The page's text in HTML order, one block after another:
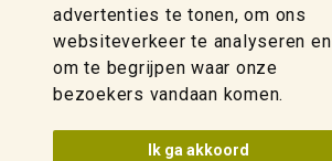
advertenties te tonen, om ons
websiteverkeer te analyseren en
om te begrijpen waar onze
bezoekers vandaan komen.
Ik ga akkoord
Update cookies voorkeuren